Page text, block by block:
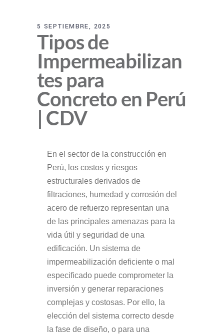
5 SEPTIEMBRE, 2025
Tipos de
Impermeabilizan
tes para
Concreto en Perú
| CDV
En el sector de la construcción en
Perú, los costos y riesgos
estructurales derivados de
filtraciones, humedad y corrosión del
acero de refuerzo representan una
de las principales amenazas para la
vida útil y seguridad de una
edificación. Un sistema de
impermeabilización deficiente o mal
especificado puede comprometer la
inversión y generar reparaciones
complejas y costosas. Por ello, la
elección del sistema correcto desde
la fase de diseño, o para una